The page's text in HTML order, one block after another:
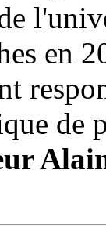
en
de